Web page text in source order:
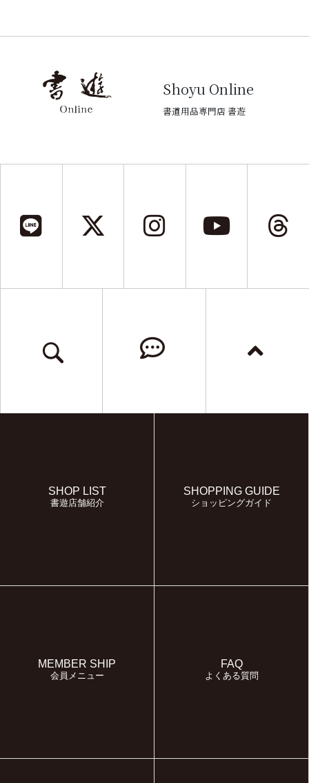
Shoyu Online
書道用品専門店 書遊
SHOP LIST
書遊店舗紹介
SHOPPING GUIDE
ショッピングガイド
MEMBER SHIP
会員メニュー
FAQ
よくある質問